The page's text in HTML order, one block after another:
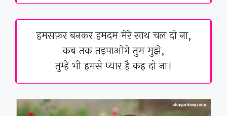
हमसफ़र बनकर हमदम मेरे साथ चल दो ना,
कब तक तड़पाओगे तुम मुझे,
तुम्हे भी हमसे प्यार है कह दो ना।